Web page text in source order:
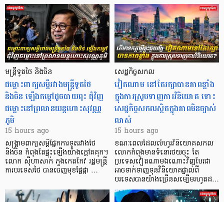
មន្ត្រីទូតថៃ និងចិន
ជម្លោះពាក្យសម្តីរវាងមន្ត្រីទូតថៃ
និងចិន ឡើងកម្ដៅដូចបាយពុះ ជុំវិញ
ជម្លោះនៅព្រលានយន្តហោះសុវណ្ណ
ភូមិ
15 hours ago
សង្គ្រាមពាក្យសម្តីផ្នែកការទូតរវាងថៃ
និងចិន កំពុងតែផ្ទុះឡើងយ៉ាងក្តៅគគុក។
លោក ស៊ីហាសាក់ ភួងកេតកែវ រដ្ឋមន្ត្រី
ការបរទេសថៃ បានចេញមុខផ្លែផ្កា …
សេដ្ឋកិច្ចសកល
វៀតណាម នៅតែរក្សាបានភាពខ្លាំង
ក្នុងការស្រូបទាញការវិនិយោគ​ ទោះ
សេដ្ឋកិច្ចសកលស្ថិតក្នុងភាពមិនច្បាស់
លាស់
15 hours ago
ខណៈពេលដែលលំហូរវិនិយោគសកល
លោកកំពុងមានទំនោរថយចុះ តែ
ប្រទេសវៀតណាមឯណោះវិញបែរជា
អាចទាក់ទាញទុនវិនិយោគផ្ទាល់ពី
បរទេសបានយ៉ាងច្រើនសម្បើមរហូតដ…